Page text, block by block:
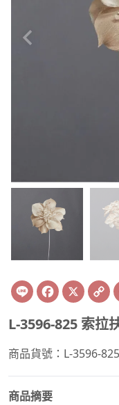
Line Facebook
X
L-3596-825 索拉
商品貨號：L-3596-825
商品摘要